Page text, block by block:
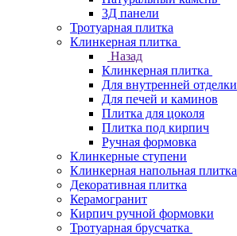
3Д панели
Тротуарная плитка
Клинкерная плитка
Назад
Клинкерная плитка
Для внутренней отделки
Для печей и каминов
Плитка для цоколя
Плитка под кирпич
Ручная формовка
Клинкерные ступени
Клинкерная напольная плитка
Декоративная плитка
Керамогранит
Кирпич ручной формовки
Тротуарная брусчатка